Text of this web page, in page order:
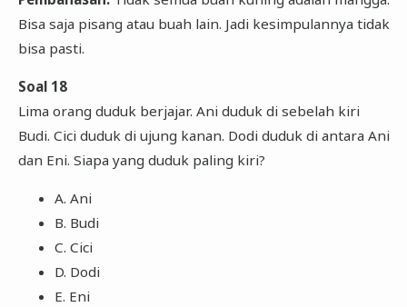
Bisa saja pisang atau buah lain. Jadi kesimpulannya tidak
bisa pasti.
Soal 18
Lima orang duduk berjajar. Ani duduk di sebelah kiri
Budi. Cici duduk di ujung kanan. Dodi duduk di antara Ani
dan Eni. Siapa yang duduk paling kiri?
A. Ani
B. Budi
C. Cici
D. Dodi
E. Eni